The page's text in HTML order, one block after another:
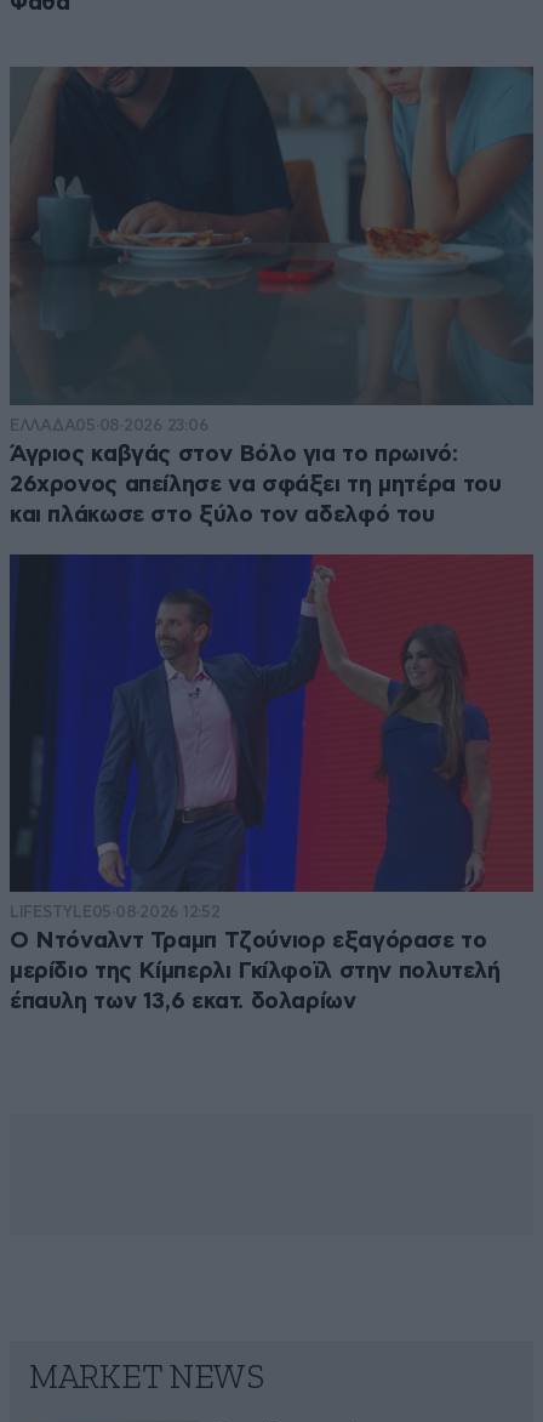
ΕΛΛΑΔΑ05·08·2026 23:06
Άγριος καβγάς στον Βόλο για το πρωινό:
26χρονος απείλησε να σφάξει τη μητέρα του
και πλάκωσε στο ξύλο τον αδελφό του
LIFESTYLE05·08·2026 12:52
Ο Ντόναλντ Τραμπ Τζούνιορ εξαγόρασε το
μερίδιο της Κίμπερλι Γκίλφοϊλ στην πολυτελή
έπαυλη των 13,6 εκατ. δολαρίων
MARKET NEWS